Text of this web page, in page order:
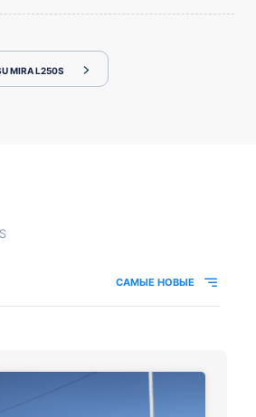
MIRA L250S
САМЫЕ НОВЫЕ